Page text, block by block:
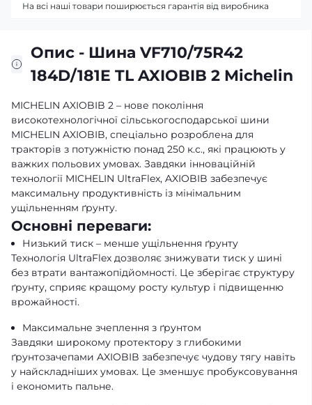
Опис - Шина VF710/75R42
184D/181E TL AXIOBIB 2 Michelin
MICHELIN AXIOBIB 2 – нове покоління
високотехнологічної сільськогосподарської шини
MICHELIN AXIOBIB, спеціально розроблена для
тракторів з потужністю понад 250 к.с., які працюють у
важких польових умовах. Завдяки інноваційній
технології MICHELIN UltraFlex, AXIOBIB забезпечує
максимальну продуктивність із мінімальним
ущільненням ґрунту.
Основні переваги:
Низький тиск – менше ущільнення ґрунту
Технологія UltraFlex дозволяє знижувати тиск у шині
без втрати вантажопідйомності. Це зберігає структуру
ґрунту, сприяє кращому росту культур і підвищенню
врожайності.
Максимальне зчеплення з ґрунтом
Завдяки широкому протектору з глибокими
ґрунтозачепами AXIOBIB забезпечує чудову тягу навіть
у найскладніших умовах. Це зменшує пробуксовування
і економить пальне.
На всі наші товари поширюється гарантія від виробника